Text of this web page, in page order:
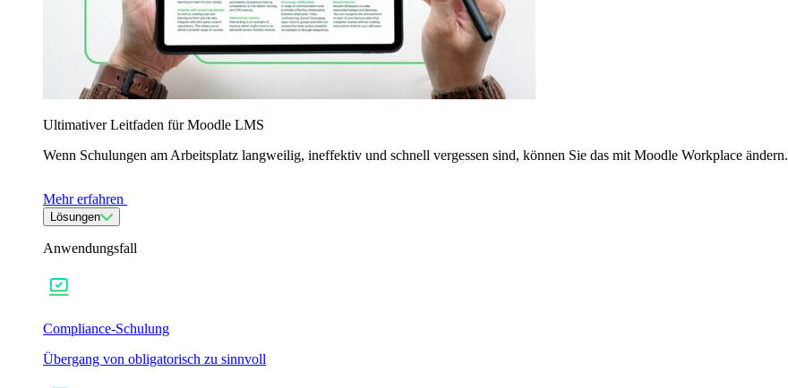
Ultimativer Leitfaden für Moodle LMS
Wenn Schulungen am Arbeitsplatz langweilig, ineffektiv und schnell vergessen sind, können Sie das mit Moodle Workplace ändern.
Mehr erfahren
Lösungen
Anwendungsfall
Compliance-Schulung
Übergang von obligatorisch zu sinnvoll